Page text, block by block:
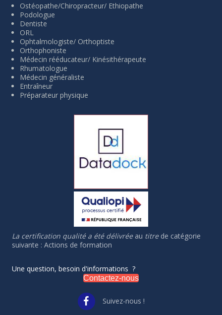
Ostéopathe/Chiropracteur/ Ethiopathe
Podologue
Dentiste
ORL
Ophtalmologiste/ Orthoptiste
Orthophoniste
Médecin rééducateur/ Kinésithérapeute
Rhumatologue
Médecin généraliste
Entraîneur
Préparateur physique
La certification qualité a été délivréeau titrede catégorie
suivante : Actions de formation
Une question, besoin d'informations ?
Contactez-nous
Suivez-nous !